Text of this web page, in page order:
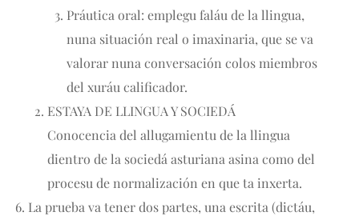
Práutica oral: emplegu faláu de la llingua,
nuna situación real o imaxinaria, que se va
valorar nuna conversación colos miembros
del xuráu calificador.
ESTAYA DE LLINGUA Y SOCIEDÁ
Conocencia del allugamientu de la llingua
dientro de la sociedá asturiana asina como del
procesu de normalización en que ta inxerta.
La prueba va tener dos partes, una escrita (dictáu,